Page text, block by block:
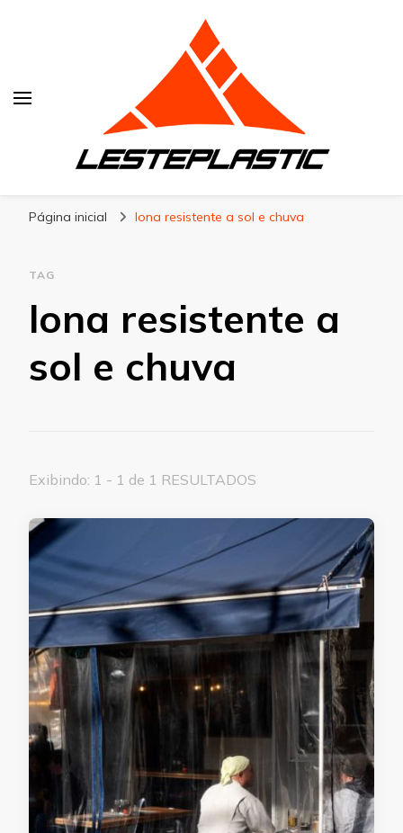
Página inicial lona resistente a sol e chuva
TAG
lona resistente a
sol e chuva
Exibindo: 1 - 1 de 1 RESULTADOS